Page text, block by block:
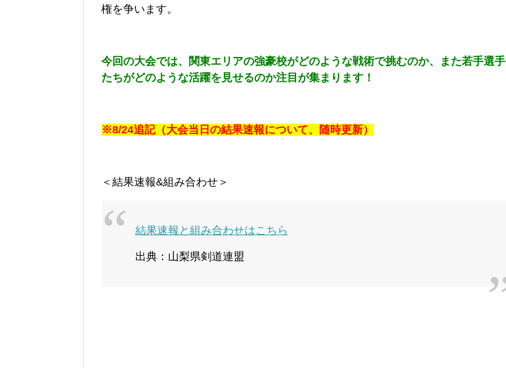
権を争います。
今回の大会では、関東エリアの強豪校がどのような戦術で挑むのか、また若手選手
たちがどのような活躍を見せるのか注目が集まります！
※8/24追記（大会当日の結果速報について、随時更新）
＜結果速報&組み合わせ＞
結果速報と組み合わせはこちら
出典：山梨県剣道連盟